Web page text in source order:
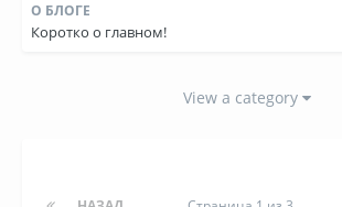
О БЛОГЕ
Коротко о главном!
View a category